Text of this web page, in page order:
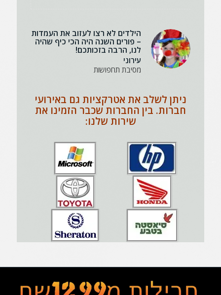
הילדים לא רצו לעזוב את העמדות
– פורים השנה היה הכי כיף שהיה
לנו, הרבה בזכותכם!
עירוני
מסיבת תחפושות
ניתן לשלב את אטרקציות גם באירועי
חברות. בין החברות שכבר הזמינו את
שירות שלנו: